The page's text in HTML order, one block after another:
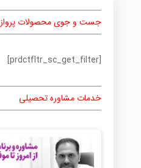
جست و جوی محصولات پرواز
[prdctfltr_sc_get_filter]
خدمات مشاوره تحصیلی